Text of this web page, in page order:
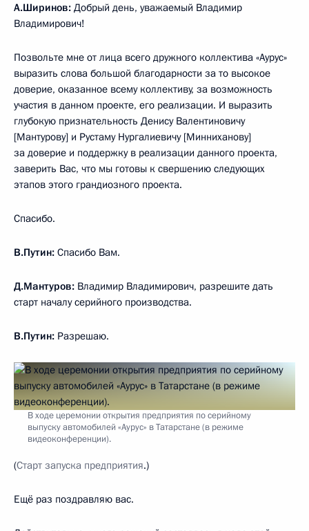
А.Ширинов: Добрый день, уважаемый Владимир
Владимирович!
Позвольте мне от лица всего дружного коллектива «Аурус»
выразить слова большой благодарности за то высокое
доверие, оказанное всему коллективу, за возможность
участия в данном проекте, его реализации. И выразить
глубокую признательность Денису Валентиновичу
[Мантурову] и Рустаму Нургалиевичу [Минниханову]
за доверие и поддержку в реализации данного проекта,
заверить Вас, что мы готовы к свершению следующих
этапов этого грандиозного проекта.
Спасибо.
В.Путин: Спасибо Вам.
Д.Мантуров: Владимир Владимирович, разрешите дать
старт началу серийного производства.
В.Путин: Разрешаю.
В ходе церемонии открытия предприятия по серийному
выпуску автомобилей «Аурус» в Татарстане (в режиме
видеоконференции).
(Старт запуска предприятия.)
Ещё раз поздравляю вас.